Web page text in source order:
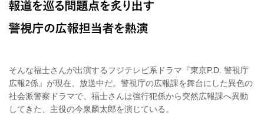
そんな福士さんが出演するフジテレビ系ドラマ『東京P.D. 警視庁
広報2係』が現在、放送中だ。警視庁の広報課を舞台にした異色の
社会派警察ドラマで、福士さんは強行犯係から突然広報課へ異動
してきた、主役の今泉麟太郎を演じている。